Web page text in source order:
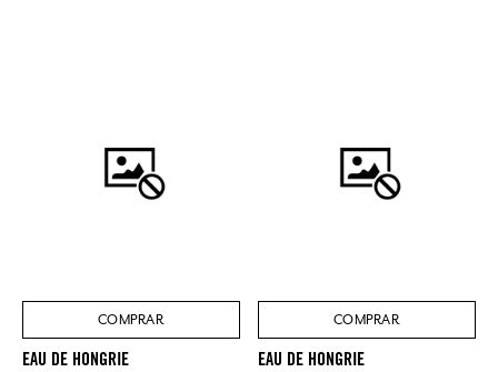
COMPRAR
EAU DE HONGRIE
COMPRAR
EAU DE HONGRIE